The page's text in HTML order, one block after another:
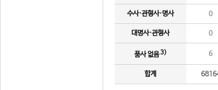
수사·관형사·명사 0
대명사·관형사 0
품사 없음3) 6
합계